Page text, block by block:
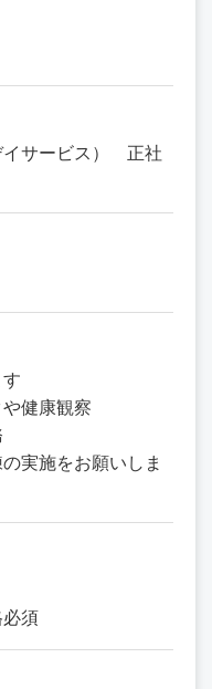
イサービス） 正社
健康観察
実施をお願いしま
須